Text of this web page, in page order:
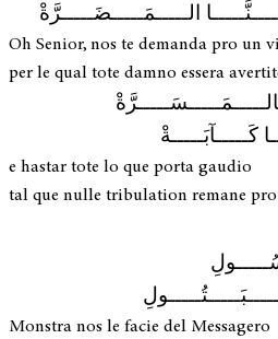
الـــــمَـــــضَـــــرَّةْ
Oh Senior, nos te demanda pro un
per le qual tote damno essera
كَـــــآبَـــــةْ
e hastar tote lo que porta gaudio
tal que nulle tribulation remane pro
Monstra nos le facie del Messagero